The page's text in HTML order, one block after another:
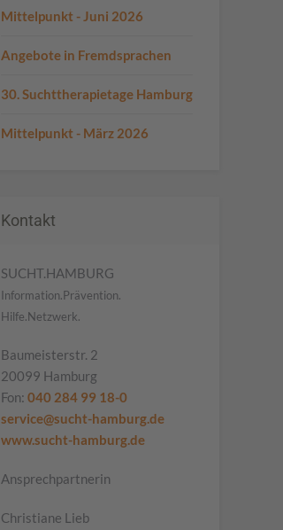
Mittelpunkt - Juni 2026
Angebote in Fremdsprachen
30. Suchttherapietage Hamburg
Mittelpunkt - März 2026
Kontakt
SUCHT.HAMBURG
Information.Prävention.
Hilfe.Netzwerk.
Baumeisterstr. 2
20099 Hamburg
Fon: 040 284 99 18-0
service@sucht-hamburg.de
www.sucht-hamburg.de
Ansprechpartnerin
Christiane Lieb